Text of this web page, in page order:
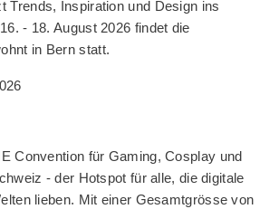
Trends, Inspiration und Design ins
- 18. August 2026 findet die
in Bern statt.
Convention für Gaming, Cosplay und
- der Hotspot für alle, die digitale
lieben. Mit einer Gesamtgrösse von